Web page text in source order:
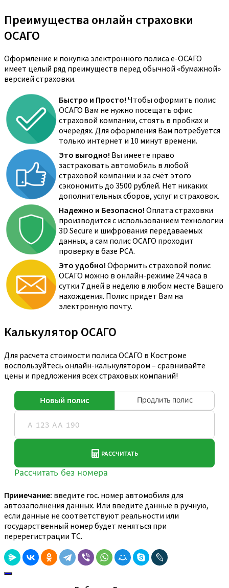
Преимущества онлайн страховки
ОСАГО
Оформление и покупка электронного полиса е-ОСАГО
имеет целый ряд преимуществ перед обычной «бумажной»
версией страховки.
Быстро и Просто! Чтобы оформить полис
ОСАГО Вам не нужно посещать офис
страховой компании, стоять в пробках и
очередях. Для оформления Вам потребуется
только интернет и 10 минут времени.
Это выгодно! Вы имеете право
застраховать автомобиль в любой
страховой компании и за счёт этого
сэкономить до 3500 рублей. Нет никаких
дополнительных сборов, услуг и страховок.
Надежно и Безопасно! Оплата страховки
производится с использованием технологии
3D Secure и шифрования передаваемых
данных, а сам полис ОСАГО проходит
проверку в базе РСА.
Это удобно! Оформить страховой полис
ОСАГО можно в онлайн-режиме 24 часа в
сутки 7 дней в неделю в любом месте Вашего
нахождения. Полис придет Вам на
электронную почту.
Калькулятор ОСАГО
Для расчета стоимости полиса ОСАГО в Костроме
воспользуйтесь онлайн-калькулятором – сравнивайте
цены и предложения всех страховых компаний!
Примечание: введите гос. номер автомобиля для
автозаполнения данных. Или введите данные в ручную,
если данные не соответствуют реальности или
государственный номер будет меняться при
перерегистрации ТС.